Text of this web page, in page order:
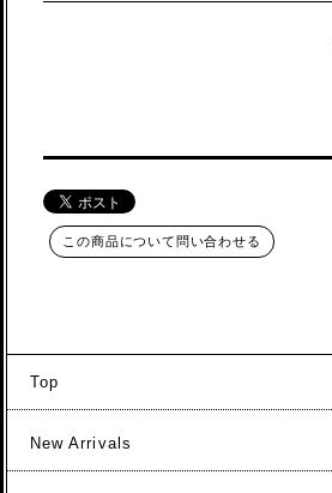
この商品について問い合わせる
Top
New Arrivals